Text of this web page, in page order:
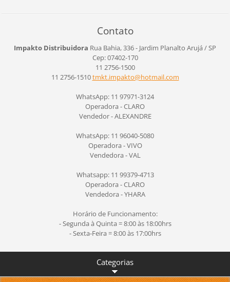
Contato
Impakto Distribuidora Rua Bahia, 336 - Jardim Planalto Arujá / SP
Cep: 07402-170
11 2756-1500
11 2756-1510tmkt.impakto@hotmail.com
WhatsApp: 11 97971-3124
Operadora - CLARO
Vendedor - ALEXANDRE
WhatsApp: 11 96040-5080
Operadora - VIVO
Vendedora - VAL
Whatsapp: 11 99379-4713
Operadora - CLARO
Vendedora - YHARA
Horário de Funcionamento:
- Segunda à Quinta = 8:00 às 18:00hrs
- Sexta-Feira = 8:00 às 17:00hrs
Categorias